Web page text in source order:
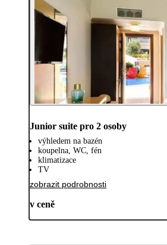
Junior suite pro 2 osoby
výhledem na bazén
koupelna, WC, fén
klimatizace
TV
zobrazit podrobnosti
v ceně